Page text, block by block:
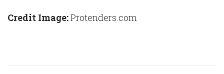
Credit Image:Protenders.com